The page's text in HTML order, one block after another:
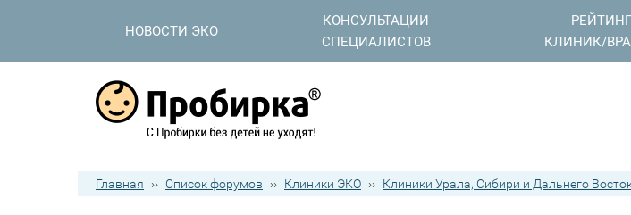
НОВОСТИ ЭКО
КОНСУЛЬТАЦИИ
СПЕЦИАЛИСТОВ
РЕЙТИНГ
КЛИНИК/
Главная ›› Список форумов ›› Клиники ЭКО ›› Клиники Урала, Сибири и Дальнего